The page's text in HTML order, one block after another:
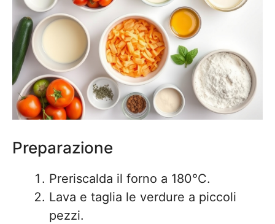
Preparazione
Preriscalda il forno a 180°C.
Lava e taglia le verdure a piccoli
pezzi.